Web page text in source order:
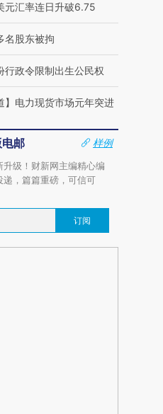
元汇率连日升破6.75
名股东被拘
行政令限制出生公民权
】电力现货市场元年突进
邮
样例
级！财新网主编精心编
，篇篇重磅，可信可
订阅